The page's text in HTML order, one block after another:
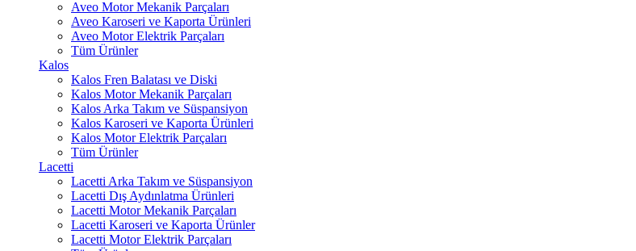
Aveo Motor Mekanik Parçaları
Aveo Karoseri ve Kaporta Ürünleri
Aveo Motor Elektrik Parçaları
Tüm Ürünler
Kalos
Kalos Fren Balatası ve Diski
Kalos Motor Mekanik Parçaları
Kalos Arka Takım ve Süspansiyon
Kalos Karoseri ve Kaporta Ürünleri
Kalos Motor Elektrik Parçaları
Tüm Ürünler
Lacetti
Lacetti Arka Takım ve Süspansiyon
Lacetti Dış Aydınlatma Ürünleri
Lacetti Motor Mekanik Parçaları
Lacetti Karoseri ve Kaporta Ürünler
Lacetti Motor Elektrik Parçaları